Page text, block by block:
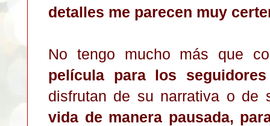
detalles me parecen muy
No tengo mucho más que
película para los
disfrutan de su narrativa o de
vida de manera pausada,